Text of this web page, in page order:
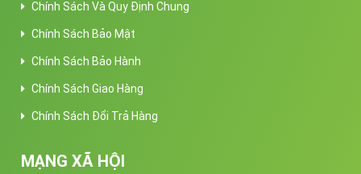
Chính Sách Và Quy Định Chung
Chính Sách Bảo Mật
Chính Sách Bảo Hành
Chính Sách Giao Hàng
Chính Sách Đổi Trả Hàng
MẠNG XÃ HỘI